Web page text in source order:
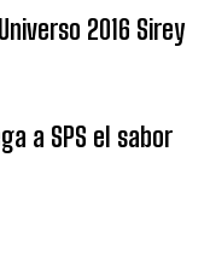
2016 Sirey
a SPS el sabor